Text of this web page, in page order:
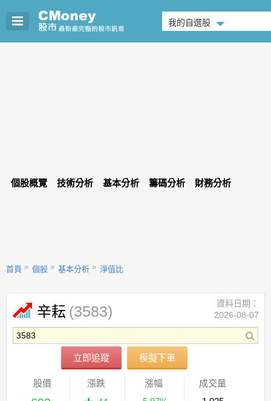
我的自選股
個股概覽 技術分析 基本分析 籌碼分析 財務分析
首頁 個股 基本分析 淨值比
辛耘 (3583)
立即追蹤 模擬下單
資料日期：
2026-08-07
股價
漲跌
漲幅
成交量